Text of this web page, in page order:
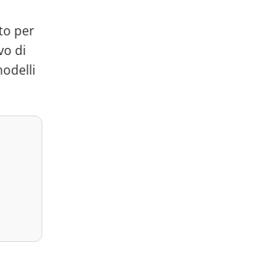
per
di